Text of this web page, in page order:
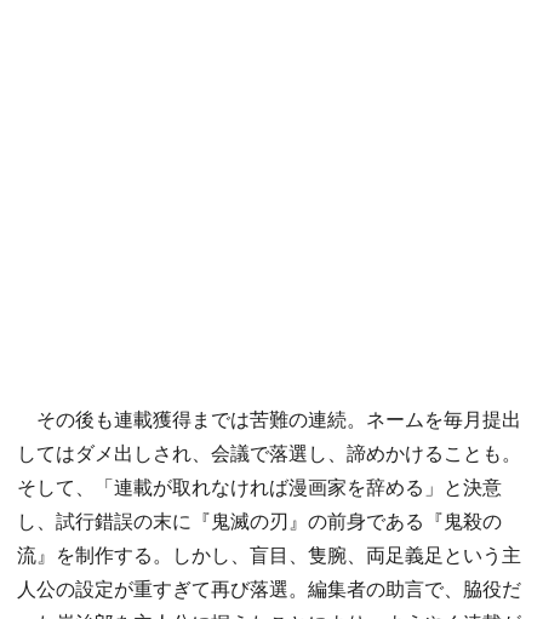
その後も連載獲得までは苦難の連続。ネームを毎月提出
してはダメ出しされ、会議で落選し、諦めかけることも。
そして、「連載が取れなければ漫画家を辞める」と決意
し、試行錯誤の末に『鬼滅の刃』の前身である『鬼殺の
流』を制作する。しかし、盲目、隻腕、両足義足という主
人公の設定が重すぎて再び落選。編集者の助言で、脇役だ